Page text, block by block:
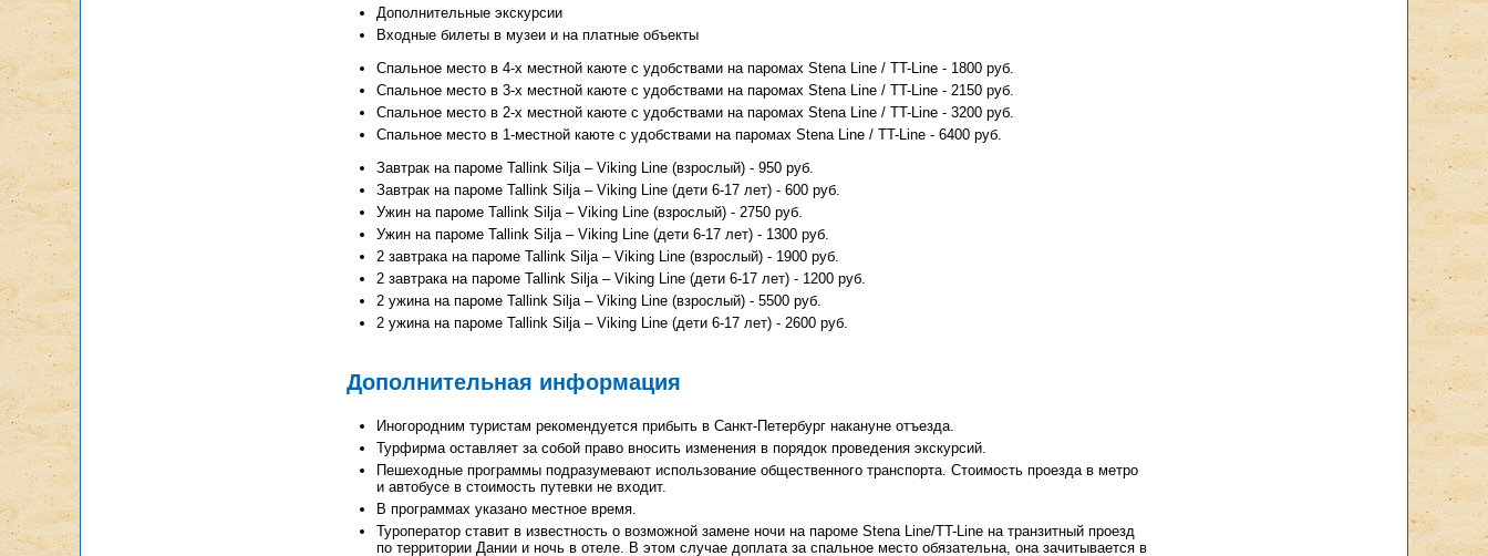
Дополнительные экскурсии
Входные билеты в музеи и на платные объекты
Спальное место в 4-х местной каюте с удобствами на паромах Stena Line / TT-Line - 1800 руб.
Спальное место в 3-х местной каюте с удобствами на паромах Stena Line / TT-Line - 2150 руб.
Спальное место в 2-х местной каюте с удобствами на паромах Stena Line / TT-Line - 3200 руб.
Спальное место в 1-местной каюте с удобствами на паромах Stena Line / TT-Line - 6400 руб.
Завтрак на пароме Tallink Silja – Viking Line (взрослый) - 950 руб.
Завтрак на пароме Tallink Silja – Viking Line (дети 6-17 лет) - 600 руб.
Ужин на пароме Tallink Silja – Viking Line (взрослый) - 2750 руб.
Ужин на пароме Tallink Silja – Viking Line (дети 6-17 лет) - 1300 руб.
2 завтрака на пароме Tallink Silja – Viking Line (взрослый) - 1900 руб.
2 завтрака на пароме Tallink Silja – Viking Line (дети 6-17 лет) - 1200 руб.
2 ужина на пароме Tallink Silja – Viking Line (взрослый) - 5500 руб.
2 ужина на пароме Tallink Silja – Viking Line (дети 6-17 лет) - 2600 руб.
Дополнительная информация
Иногородним туристам рекомендуется прибыть в Санкт-Петербург накануне отъезда.
Турфирма оставляет за собой право вносить изменения в порядок проведения экскурсий.
Пешеходные программы подразумевают использование общественного транспорта. Стоимость проезда в метро
и автобусе в стоимость путевки не входит.
В программах указано местное время.
Туроператор ставит в известность о возможной замене ночи на пароме Stena Line/TT-Line на транзитный проезд
по территории Дании и ночь в отеле. В этом случае доплата за спальное место обязательна, она зачитывается в